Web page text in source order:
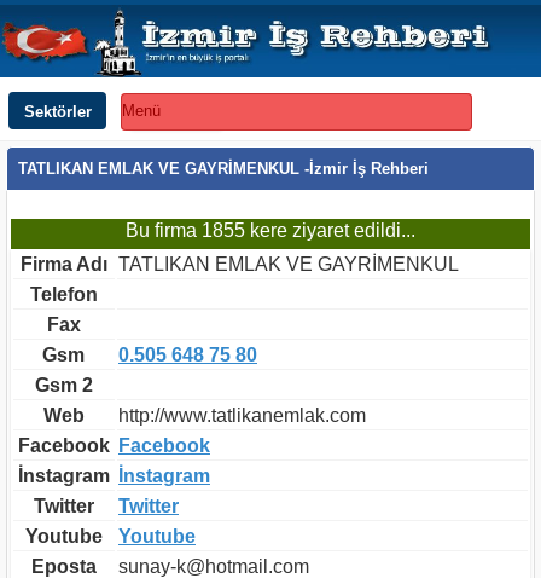
Sektörler Menü
TATLIKAN EMLAK VE GAYRİMENKUL -İzmir İş Rehberi
Bu firma 1855 kere ziyaret edildi...
Firma Adı TATLIKAN EMLAK VE GAYRİMENKUL
Telefon
Fax
Gsm
0.505 648 75 80
Gsm 2
Web
http://www.tatlikanemlak.com
Facebook Facebook
İnstagram
İnstagram
Twitter
Twitter
Youtube
Youtube
Eposta
sunay-k@hotmail.com